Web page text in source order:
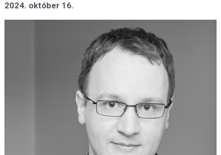
2024. október 16.